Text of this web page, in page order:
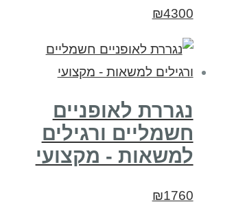
₪4300
נגררת לאופניים
חשמליים ורגילים
למשאות - מקצועי
₪1760